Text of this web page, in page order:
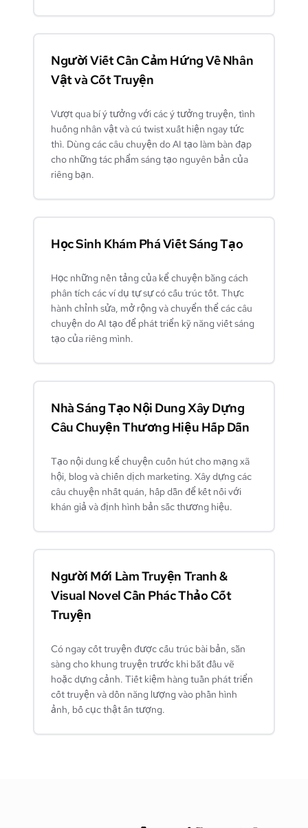
Người Viết Cần Cảm Hứng Về Nhân
Vật và Cốt Truyện
Vượt qua bí ý tưởng với các ý tưởng truyện, tình
huống nhân vật và cú twist xuất hiện ngay tức
thì. Dùng các câu chuyện do AI tạo làm bàn đạp
cho những tác phẩm sáng tạo nguyên bản của
riêng bạn.
Học Sinh Khám Phá Viết Sáng Tạo
Học những nền tảng của kể chuyện bằng cách
phân tích các ví dụ tự sự có cấu trúc tốt. Thực
hành chỉnh sửa, mở rộng và chuyển thể các câu
chuyện do AI tạo để phát triển kỹ năng viết sáng
tạo của riêng mình.
Nhà Sáng Tạo Nội Dung Xây Dựng
Câu Chuyện Thương Hiệu Hấp Dẫn
Tạo nội dung kể chuyện cuốn hút cho mạng xã
hội, blog và chiến dịch marketing. Xây dựng các
câu chuyện nhất quán, hấp dẫn để kết nối với
khán giả và định hình bản sắc thương hiệu.
Người Mới Làm Truyện Tranh &
Visual Novel Cần Phác Thảo Cốt
Truyện
Có ngay cốt truyện được cấu trúc bài bản, sẵn
sàng cho khung truyện trước khi bắt đầu vẽ
hoặc dựng cảnh. Tiết kiệm hàng tuần phát triển
cốt truyện và dồn năng lượng vào phần hình
ảnh, bố cục thật ấn tượng.